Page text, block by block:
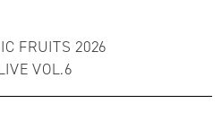
FRUITS 2026
VOL.6